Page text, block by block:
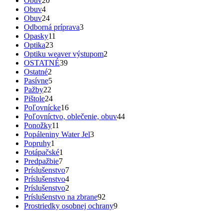
Obuv4
Obuv24
Odborná príprava3
Opasky11
Optika23
Optiku weaver výstupom2
OSTATNÉ39
Ostatné2
Pasívne5
Pažby22
Pištole24
Poľovnícke16
Poľovníctvo, oblečenie, obuv44
Ponožky11
Popáleniny Water Jel3
Popruhy1
Potápačské1
Predpažbie7
Príslušenstvo7
Príslušenstvo4
Príslušenstvo2
Príslušenstvo na zbrane92
Prostriedky osobnej ochrany9